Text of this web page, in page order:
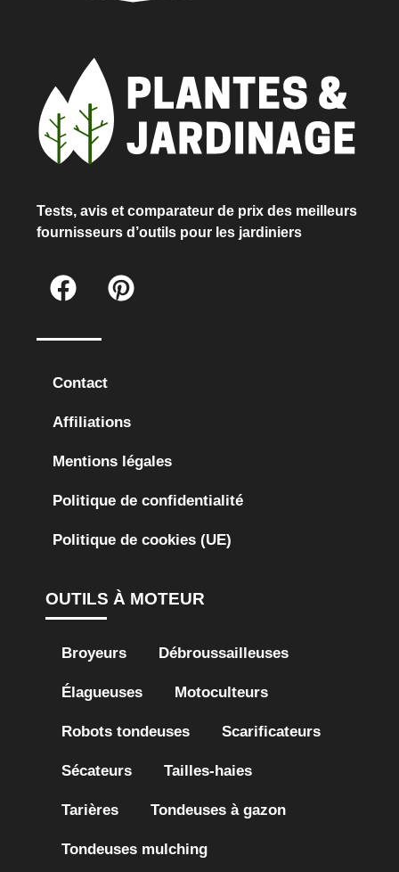
Tests, avis et comparateur de prix des meilleurs
fournisseurs d’outils pour les jardiniers
Contact
Affiliations
Mentions légales
Politique de confidentialité
Politique de cookies (UE)
OUTILS À MOTEUR
Broyeurs Débroussailleuses
Élagueuses Motoculteurs
Robots tondeuses Scarificateurs
Sécateurs Tailles-haies
Tarières Tondeuses à gazon
Tondeuses mulching